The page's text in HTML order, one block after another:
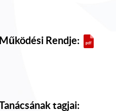
Rendje:
tagjai: